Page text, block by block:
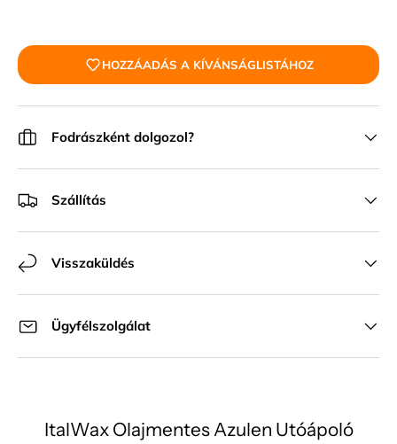
HOZZÁADÁS A KÍVÁNSÁGLISTÁHOZ
Fodrászként dolgozol?
Szállítás
Visszaküldés
Ügyfélszolgálat
ItalWax Olajmentes Azulen Utóápoló